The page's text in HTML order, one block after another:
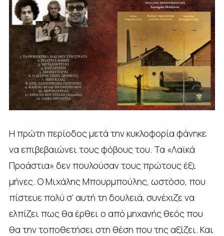
Η πρώτη περίοδος μετά την κυκλοφορία φάνηκε
να επιβεβαιώνει τους φόβους του. Τα «Λαϊκά
Προάστια» δεν πουλούσαν τους πρώτους έξι
μήνες. Ο Μιχάλης Μπουρμπούλης, ωστόσο, που
πίστευε πολύ σ’ αυτή τη δουλειά, συνέχιζε να
ελπίζει πως θα έρθει ο από μηχανής θεός που
θα την τοποθετήσει στη θέση που της αξίζει. Και